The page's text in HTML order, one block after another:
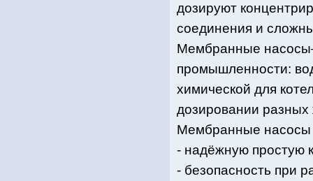
дозируют
соединения и
Мембранные
промышленности:
химической для
дозировании разных
Мембранные насосы
- надёжную простую
- безопасность при